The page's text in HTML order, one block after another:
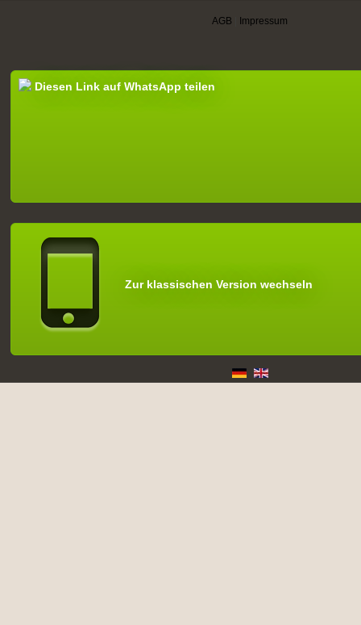
AGB Impressum
Diesen Link auf WhatsApp teilen
Zur klassischen Version wechseln